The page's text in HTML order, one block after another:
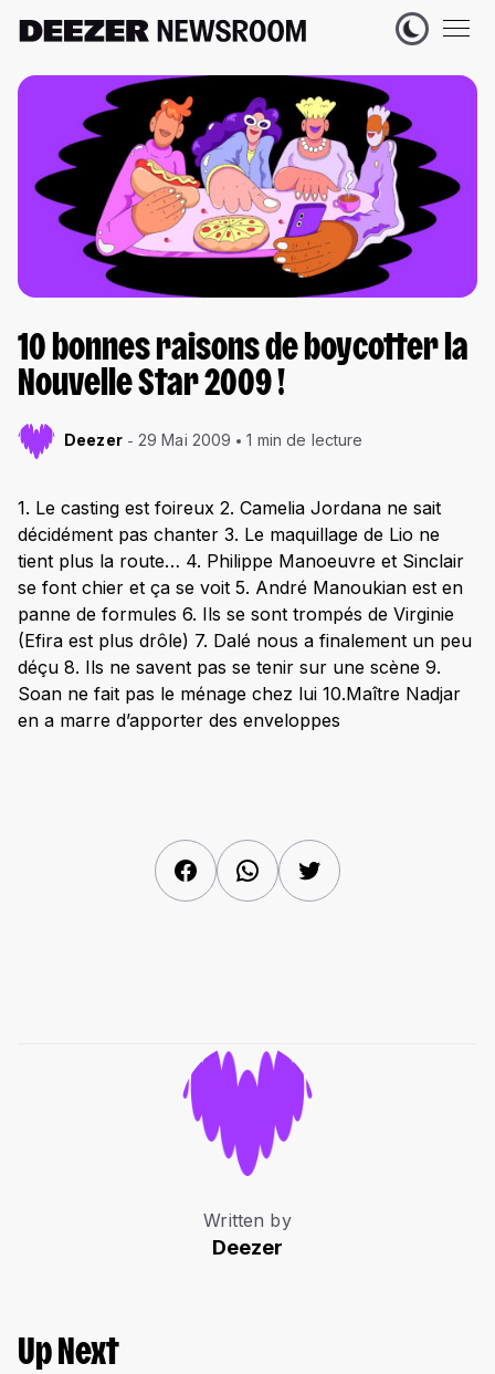
10 bonnes raisons de boycotter la
Nouvelle Star 2009 !
Deezer 29 Mai 2009 1 min de lecture
1. Le casting est foireux 2. Camelia Jordana ne sait
décidément pas chanter 3. Le maquillage de Lio ne
tient plus la route… 4. Philippe Manoeuvre et Sinclair
se font chier et ça se voit 5. André Manoukian est en
panne de formules 6. Ils se sont trompés de Virginie
(Efira est plus drôle) 7. Dalé nous a finalement un peu
déçu 8. Ils ne savent pas se tenir sur une scène 9.
Soan ne fait pas le ménage chez lui 10.Maître Nadjar
en a marre d’apporter des enveloppes
FacebookWhatsAppTwitter
Written by
Deezer
Up Next